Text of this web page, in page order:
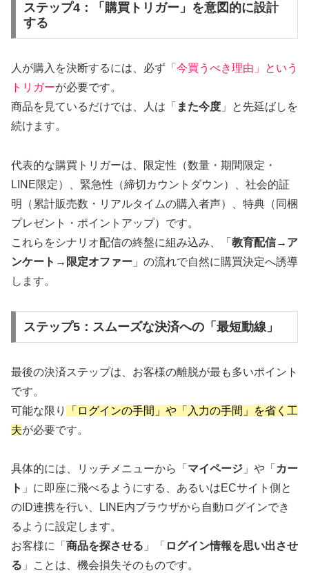
ステップ4：「購買トリガー」を意図的に設計
する
人が購入を決断するには、必ず 「今買うべき理由」という
トリガーが必要です。
商品を見ているだけでは、人は「 また今度 」と先延ばしを
続けます。
代表的な購買トリガーは、限定性（数量・期間限定・
LINE限定）、緊急性（締切カウントダウン）、社会的証
明（累計販売数・リアルタイムの購入者声）、特典（同梱
プレゼント・ポイントアップ）です。
これらをシナリオ配信の終盤に組み込み、「 教育配信→ア
ンケート→限定オファー 」の流れで自然に購買決定へ誘導
します。
ステップ5：スムーズな決済への「最短動線」
最後の決済ステップは、お客様の離脱が最も多いポイント
です。
可能な限り
「ログインの手間」や「入力の手間」を省く工
夫が必要です。
具体的には、リッチメニューから「 マイページ 」や「 カー
ト 」に即座に飛べるようにする、あるいはECサイト側と
のID連携を行い、LINE内ブラウザから自動ログインでき
るように設定します。
お客様に「 商品を探させる 」「 ログイン情報を思い出させ
る 」ことは、機会損失そのものです。